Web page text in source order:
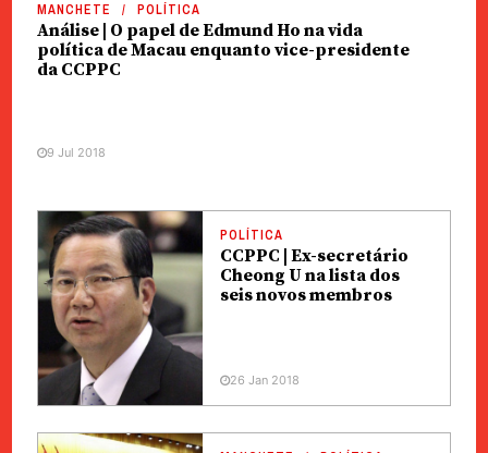
MANCHETE POLÍTICA
Análise | O papel de Edmund Ho na vida
política de Macau enquanto vice-presidente
da CCPPC
9 Jul 2018
POLÍTICA
CCPPC | Ex-secretário
Cheong U na lista dos
seis novos membros
26 Jan 2018